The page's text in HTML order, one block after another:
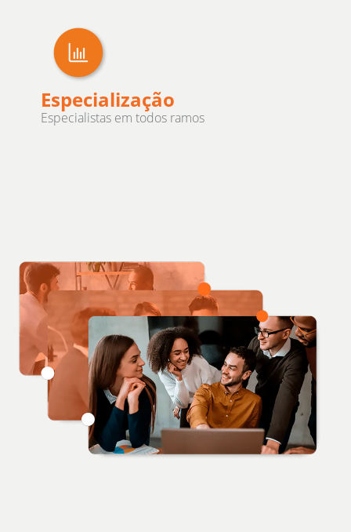
Especialização
Especialistas em todos ramos